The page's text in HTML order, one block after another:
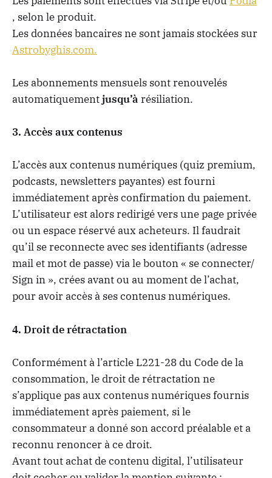
, selon le produit.
Les données bancaires ne sont jamais stockées sur
Astrobyghis.com.
Les abonnements mensuels sont renouvelés
automatiquementjusqu’à résiliation.
3. Accès aux contenus
L’accès aux contenus numériques (quiz premium,
podcasts, newsletters payantes) est fourni
immédiatement après confirmation du paiement.
L’utilisateur est alors redirigé vers une page privée
ou un espace réservé aux acheteurs. Il faudrait
qu’il se reconnecte avec ses identifiants (adresse
mail et mot de passe) via le bouton « se connecter/
Sign in », crées avant ou au moment de l’achat,
pour avoir accès à ses contenus numériques.
4. Droit de rétractation
Conformément à l’article L221-28 du Code de la
consommation, le droit de rétractation ne
s’applique pas aux contenus numériques fournis
immédiatement après paiement, si le
consommateur a donné son accord préalable et a
reconnu renoncer à ce droit.
Avant tout achat de contenu digital, l’utilisateur